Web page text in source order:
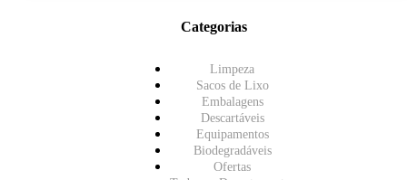
Categorias
Limpeza
Sacos de Lixo
Embalagens
Descartáveis
Equipamentos
Biodegradáveis
Ofertas